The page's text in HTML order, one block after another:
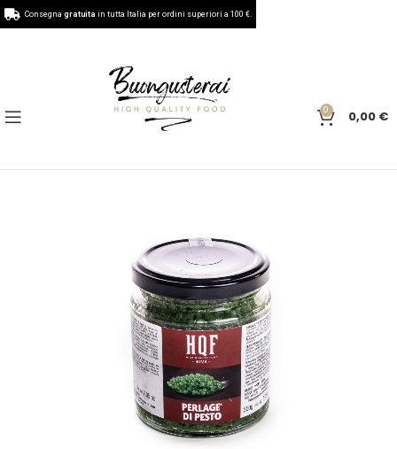
0 0,00 €
Consegna gratuita in tutta Italia per ordini superiori a 100 €.